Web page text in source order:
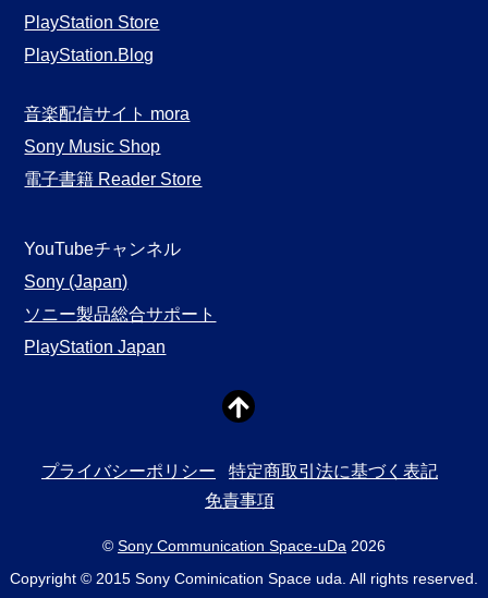
PlayStation Store
PlayStation.Blog
音楽配信サイト mora
Sony Music Shop
電子書籍 Reader Store
YouTubeチャンネル
Sony (Japan)
ソニー製品総合サポート
PlayStation Japan
プライバシーポリシー
特定商取引法に基づく表記
免責事項
© Sony Communication Space-uDa 2026
Copyright © 2015 Sony Cominication Space uda. All rights reserved.